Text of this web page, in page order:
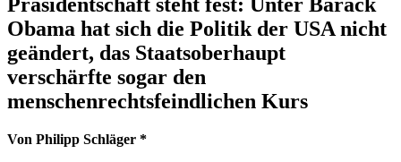
Obama hat sich die Politik der USA nicht
geändert, das Staatsoberhaupt
verschärfte sogar den
menschenrechtsfeindlichen Kurs
Von Philipp Schläger *